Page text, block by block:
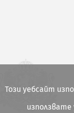
Този уебсайт